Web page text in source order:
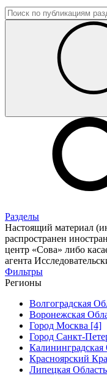
Разделы
Настоящий материал
распространен
центр «Сова» либо
агента
Фильтры
Регионы
Волгоградская
Воронежская
Город Москва [4]
Город Санкт-
Калининградская
Красноярский
Липецкая